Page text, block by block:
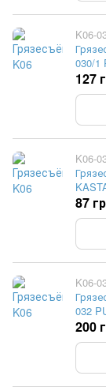
K06-
030/1
127
K06-
87
K06-
032
200